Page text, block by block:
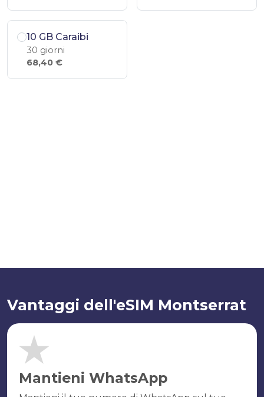
10 GB Caraibi
30 giorni
68,40 €
Vantaggi dell'eSIM Montserrat
Mantieni WhatsApp